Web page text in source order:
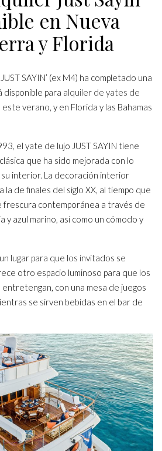
en Nueva
y Florida
SAYIN’ (ex M4) ha completado una
disponible para alquiler de yates de
verano, y en Florida y las Bahamas
el yate de lujo JUST SAYIN tiene
que ha sido mejorada con lo
interior. La decoración interior
la de finales del siglo XX, al tiempo que
frescura contemporánea a través de
y azul marino, así como un cómodo y
lugar para que los invitados se
otro espacio luminoso para que los
con una mesa de juegos
se sirven bebidas en el bar de